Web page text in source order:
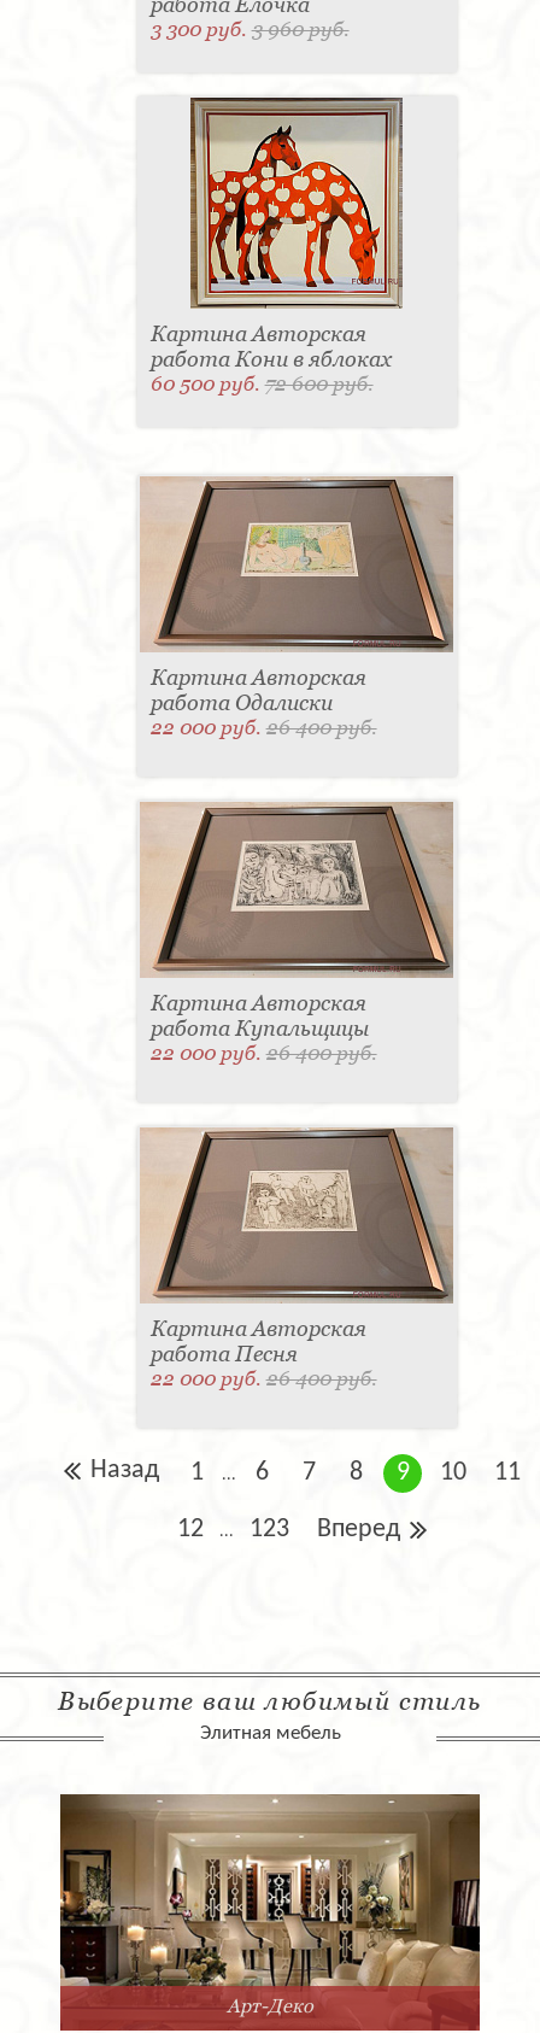
3 300 руб.3 960 руб.
Картина Авторская
работа Кони в яблоках
60 500 руб.72 600 руб.
Картина Авторская
работа Одалиски
22 000 руб.26 400 руб.
Картина Авторская
работа Купальщицы
22 000 руб.26 400 руб.
Картина Авторская
работа Песня
22 000 руб.26 400 руб.
Назад 1 ... 6 7 8 9 10 11
12 ... 123 Вперед
Выберите ваш любимый стиль
Элитная мебель
Арт-Деко